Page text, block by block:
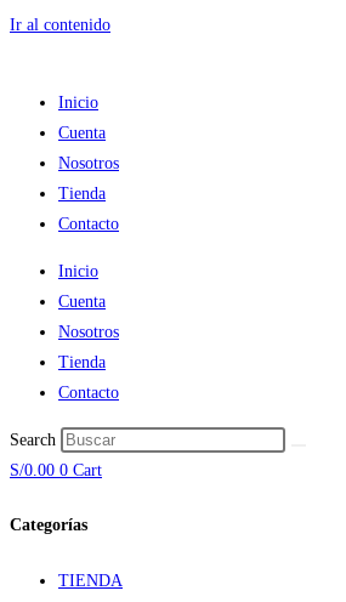
Ir al contenido
Inicio
Cuenta
Nosotros
Tienda
Contacto
Inicio
Cuenta
Nosotros
Tienda
Contacto
Search
S/0.00 0 Cart
Categorías
TIENDA